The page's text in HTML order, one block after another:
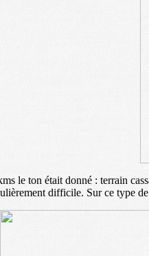
le ton était donné : terrain
difficile. Sur ce type